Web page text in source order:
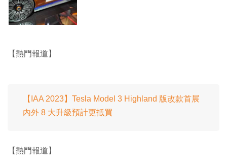
【熱門報道】
【IAA 2023】Tesla Model 3 Highland 版改款首展
內外 8 大升級預計更抵買
【熱門報道】